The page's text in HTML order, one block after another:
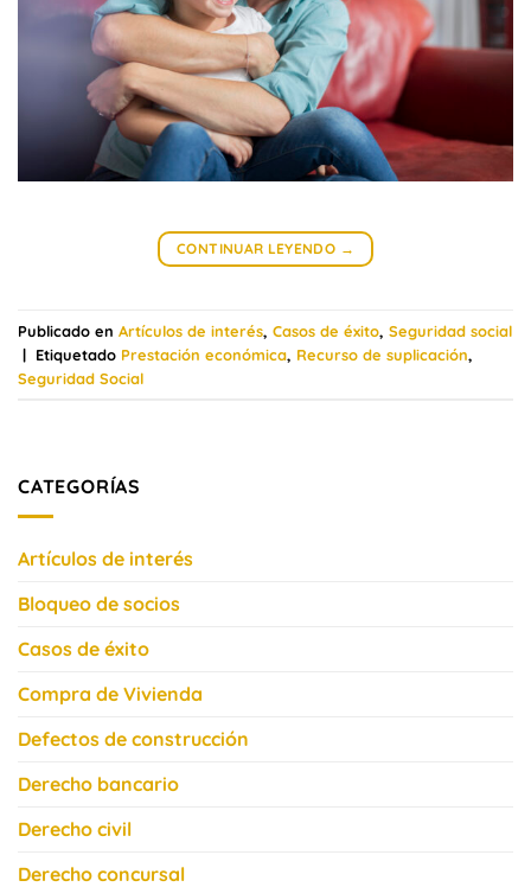
CONTINUAR LEYENDO →
Publicado en Artículos de interés, Casos de éxito, Seguridad social
| Etiquetado Prestación económica, Recurso de suplicación,
Seguridad Social
CATEGORÍAS
Artículos de interés
Bloqueo de socios
Casos de éxito
Compra de Vivienda
Defectos de construcción
Derecho bancario
Derecho civil
Derecho concursal